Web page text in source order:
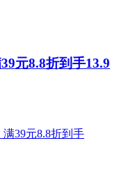
元8.8折到手13.9